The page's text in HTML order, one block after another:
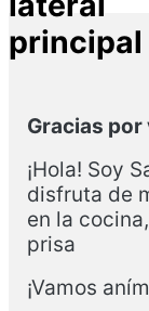
principal
Gracias
¡Hola! Soy
disfruta de
en la
prisa
¡Vamos